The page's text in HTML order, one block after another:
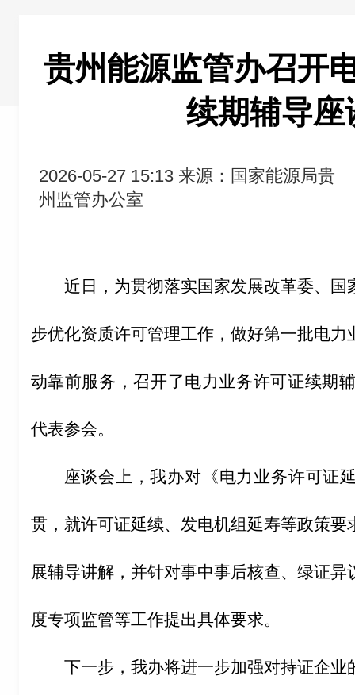
贵州能源监管办召开
续期辅导座
2026-05-27 15:13 来源：国家能源局贵
州监管办公室
近日，为贯彻落实国家发展改革委、
步优化资质许可管理工作，做好第一批电
动靠前服务，召开了电力业务许可证续期
代表参会。
座谈会上，我办对《电力业务许可证
贯，就许可证延续、发电机组延寿等政策
展辅导讲解，并针对事中事后核查、绿证
度专项监管等工作提出具体要求。
下一步，我办将进一步加强对持证企